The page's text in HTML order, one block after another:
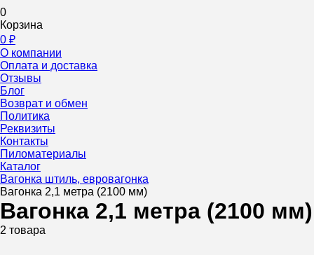
0
Корзина
0 ₽
О компании
Оплата и доставка
Отзывы
Блог
Возврат и обмен
Политика
Реквизиты
Контакты
Пиломатериалы
Каталог
Вагонка штиль, евровагонка
Вагонка 2,1 метра (2100 мм)
Вагонка 2,1 метра (2100 мм)
2 товара